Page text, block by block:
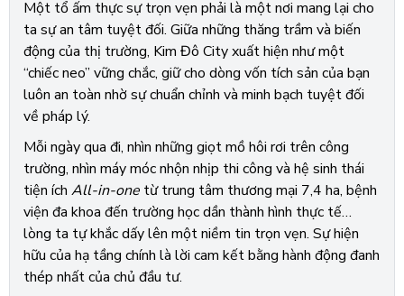
Một tổ ấm thực sự trọn vẹn phải là một nơi mang lại cho
ta sự an tâm tuyệt đối. Giữa những thăng trầm và biến
động của thị trường, Kim Đô City xuất hiện như một
“chiếc neo” vững chắc, giữ cho dòng vốn tích sản của bạn
luôn an toàn nhờ sự chuẩn chỉnh và minh bạch tuyệt đối
về pháp lý.
Mỗi ngày qua đi, nhìn những giọt mồ hôi rơi trên công
trường, nhìn máy móc nhộn nhịp thi công và hệ sinh thái
tiện ích All-in-one từ trung tâm thương mại 7,4 ha, bệnh
viện đa khoa đến trường học dần thành hình thực tế…
lòng ta tự khắc dấy lên một niềm tin trọn vẹn. Sự hiện
hữu của hạ tầng chính là lời cam kết bằng hành động đanh
thép nhất của chủ đầu tư.